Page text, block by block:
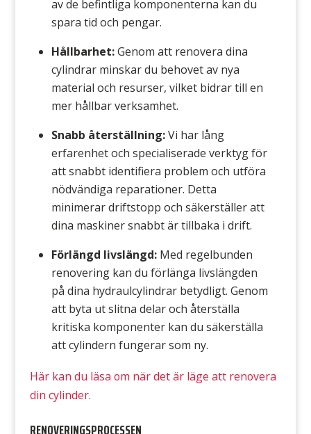
av de befintliga komponenterna kan du
spara tid och pengar.
Hållbarhet:Genom att renovera dina
cylindrar minskar du behovet av nya
material och resurser, vilket bidrar till en
mer hållbar verksamhet.
Snabb återställning: Vi har lång
erfarenhet och specialiserade verktyg för
att snabbt identifiera problem och utföra
nödvändiga reparationer. Detta
minimerar driftstopp och säkerställer att
dina maskiner snabbt är tillbaka i drift.
Förlängd livslängd: Med regelbunden
renovering kan du förlänga livslängden
på dina hydraulcylindrar betydligt. Genom
att byta ut slitna delar och återställa
kritiska komponenter kan du säkerställa
att cylindern fungerar som ny.
Här kan du läsa om när det är läge att renovera
din cylinder.